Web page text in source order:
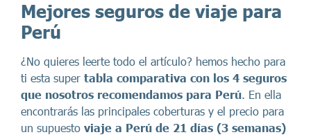
Mejores seguros de viaje para
Perú
¿No quieres leerte todo el artículo? hemos hecho para
ti esta super tabla comparativa con los 4 seguros
que nosotros recomendamos para Perú. En ella
encontrarás las principales coberturas y el precio para
un supuesto viaje a Perú de 21 días (3 semanas)